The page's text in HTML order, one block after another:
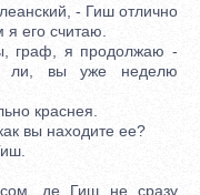
- Гиш отлично
его считаю.
граф, я продолжаю -
ли, вы уже неделю
краснея.
вы находите ее?
де Гиш не сразу